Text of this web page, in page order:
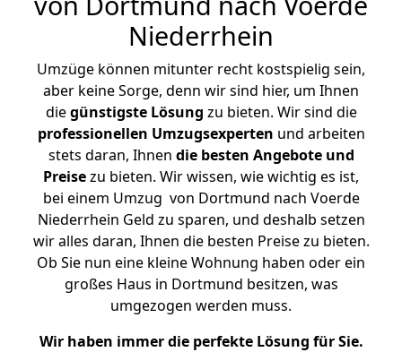
Niederrhein
Umzüge können mitunter recht kostspielig sein,
aber keine Sorge, denn wir sind hier, um Ihnen
diegünstigste Lösung zu bieten. Wir sind die
professionellen Umzugsexperten und arbeiten
stets daran, Ihnen die besten Angebote und
Preisezu bieten. Wir wissen, wie wichtig es ist,
bei einem Umzug von Dortmund nach Voerde
Niederrhein Geld zu sparen, und deshalb setzen
wir alles daran, Ihnen die besten Preise zu bieten.
Ob Sie nun eine kleine Wohnung haben oder ein
großes Haus in Dortmund besitzen, was
umgezogen werden muss.
Wir haben immer die perfekte Lösung für Sie.